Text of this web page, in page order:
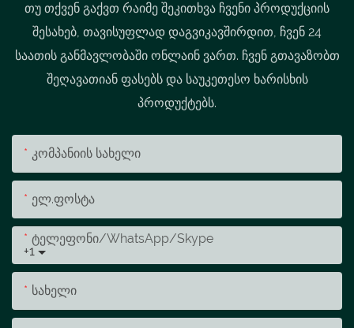
თუ თქვენ გაქვთ რაიმე შეკითხვა ჩვენი პროდუქციის
შესახებ, თავისუფლად დაგვიკავშირდით, ჩვენ 24
საათის განმავლობაში ონლაინ ვართ. ჩვენ გთავაზობთ
შეღავათიან ფასებს და საუკეთესო ხარისხის
პროდუქტებს.
Კომპანიის Სახელი
Ელ.ფოსტა
+1
Ტელეფონი/WhatsApp/Skype
Სახელი